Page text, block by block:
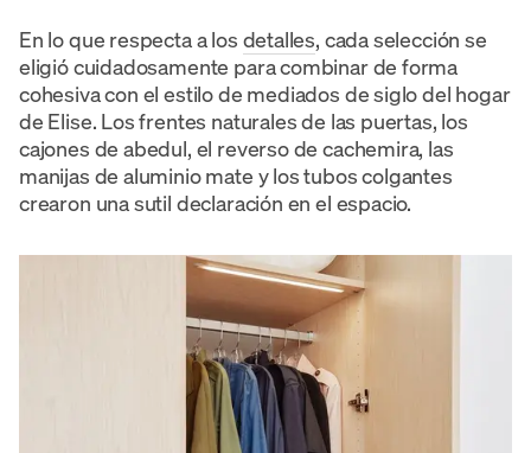
En lo que respecta a los detalles, cada selección se
eligió cuidadosamente para combinar de forma
cohesiva con el estilo de mediados de siglo del hogar
de Elise. Los frentes naturales de las puertas, los
cajones de abedul, el reverso de cachemira, las
manijas de aluminio mate y los tubos colgantes
crearon una sutil declaración en el espacio.